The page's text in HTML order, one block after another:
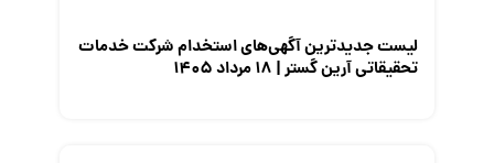
لیست جدیدترین آگهی‌های استخدام شرکت خدمات
تحقیقاتی آرین گستر | ۱۸ مرداد ۱۴۰۵